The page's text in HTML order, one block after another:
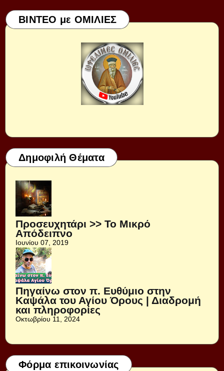
ΒΙΝΤΕΟ με ΟΜΙΛΙΕΣ
Δημοφιλή Θέματα
Προσευχητάρι >> Το Μικρό
Απόδειπνο
Ιουνίου 07, 2019
Πηγαίνω στον π. Ευθύμιο στην
Καψάλα του Αγίου Όρους | Διαδρομή
και πληροφορίες
Οκτωβρίου 11, 2024
Φόρμα επικοινωνίας